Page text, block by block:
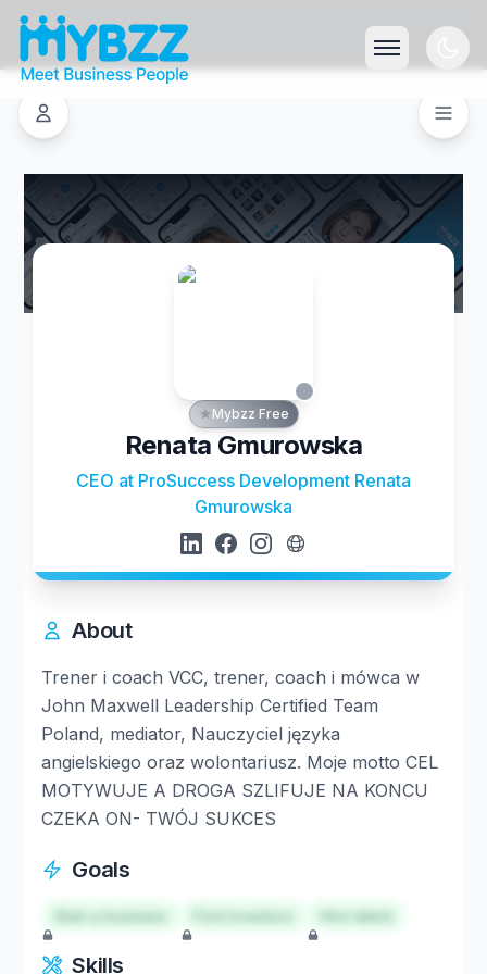
Mybzz Free
Renata Gmurowska
CEO at ProSuccess Development Renata
Gmurowska
About
️️️️️Trener i coach VCC, trener, coach i mówca w
John Maxwell Leadership Certified Team
Poland, mediator, Nauczyciel języka
angielskiego oraz wolontariusz. Moje motto CEL
MOTYWUJE A DROGA SZLIFUJE NA KONCU
CZEKA ON- TWÓJ SUKCES
Goals
Start a business Hire talent
Skills